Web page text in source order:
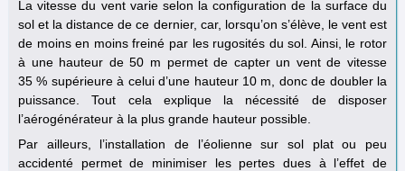
La vitesse du vent varie selon la configuration de la surface du
sol et la distance de ce dernier, car, lorsqu’on s’élève, le vent est
de moins en moins freiné par les rugosités du sol. Ainsi, le rotor
à une hauteur de 50 m permet de capter un vent de vitesse
35 % supérieure à celui d’une hauteur 10 m, donc de doubler la
puissance. Tout cela explique la nécessité de disposer
l’aérogénérateur à la plus grande hauteur possible.
Par ailleurs, l’installation de l’éolienne sur sol plat ou peu
accidenté permet de minimiser les pertes dues à l’effet de